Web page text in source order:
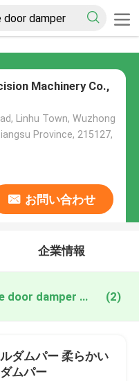
Machinery Co.,
Linhu Town, Wuzhong
Province, 215127,
お問い合わせ
企業情報
cylinder hidden soft close door damper オンライン製造 (2)
ダムパー 柔らかい
ムパー